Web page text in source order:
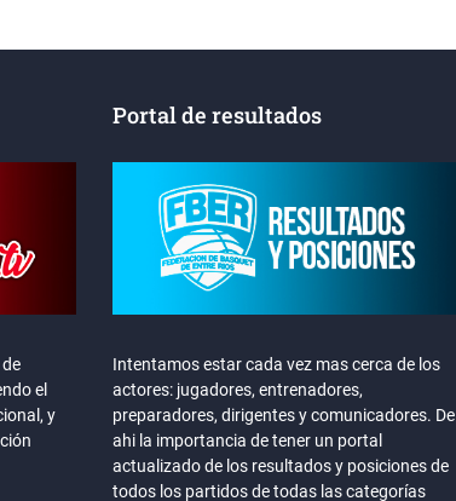
el
y
Portal de resultados
Intentamos estar cada vez mas cerca de los
actores: jugadores, entrenadores,
preparadores, dirigentes y comunicadores. De
ahi la importancia de tener un portal
actualizado de los resultados y posiciones de
todos los partidos de todas las categorías